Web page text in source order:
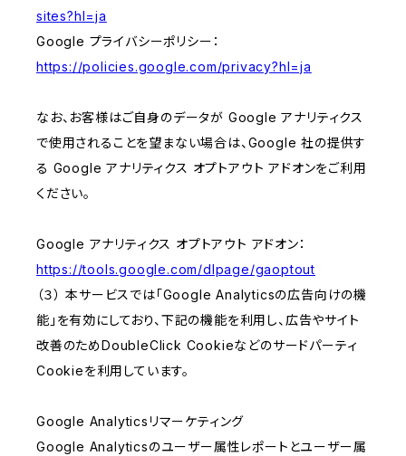
sites?hl=ja
Google プライバシーポリシー：
https://policies.google.com/privacy?hl=ja
なお、お客様はご自身のデータが Google アナリティクス
で使用されることを望まない場合は、Google 社の提供す
る Google アナリティクス オプトアウト アドオンをご利用
ください。
Google アナリティクス オプトアウト アドオン：
https://tools.google.com/dlpage/gaoptout
（３） 本サービスでは「Google Analyticsの広告向けの機
能」を有効にしており、下記の機能を利用し、広告やサイト
改善のためDoubleClick Cookieなどのサードパーティ
Cookieを利用しています。
Google Analyticsリマーケティング
Google Analyticsのユーザー属性レポートとユーザー属